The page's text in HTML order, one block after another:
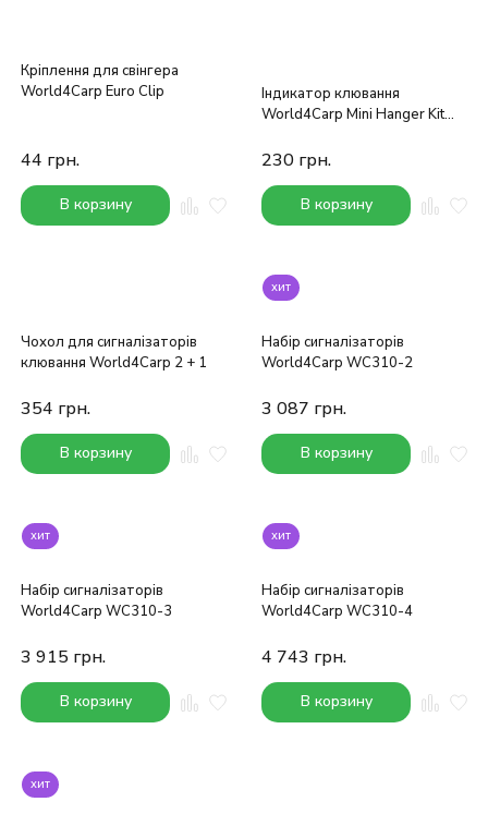
Кріплення для свінгера
World4Carp Euro Clip
44 грн.
В корзину
Індикатор клювання
World4Carp Mini Hanger Kit
230 грн.
В корзину
Чохол для сигналізаторів
клювання World4Carp 2 + 1
354 грн.
В корзину
хит
Набір сигналізаторів
World4Carp WC310-2
3 087 грн.
В корзину
хит
Набір сигналізаторів
World4Carp WC310-3
3 915 грн.
В корзину
хит
Набір сигналізаторів
World4Carp WC310-4
4 743 грн.
В корзину
хит